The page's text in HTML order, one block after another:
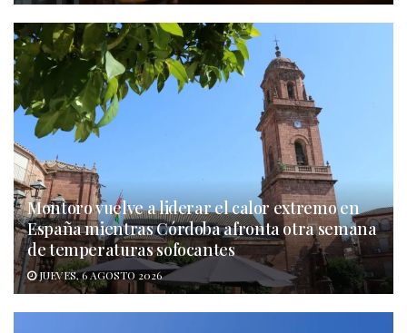
Montoro vuelve a liderar el calor extremo en
España mientras Córdoba afronta otra semana
de temperaturas sofocantes
JUEVES, 6 AGOSTO 2026